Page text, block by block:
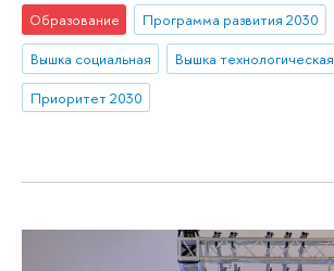
Образование Программа развития 2030
Вышка социальная
Вышка технологическая
Приоритет 2030